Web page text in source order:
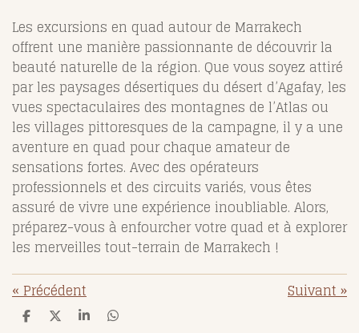
Les excursions en quad autour de Marrakech
offrent une manière passionnante de découvrir la
beauté naturelle de la région. Que vous soyez attiré
par les paysages désertiques du désert d’Agafay, les
vues spectaculaires des montagnes de l’Atlas ou
les villages pittoresques de la campagne, il y a une
aventure en quad pour chaque amateur de
sensations fortes. Avec des opérateurs
professionnels et des circuits variés, vous êtes
assuré de vivre une expérience inoubliable. Alors,
préparez-vous à enfourcher votre quad et à explorer
les merveilles tout-terrain de Marrakech !
«Précédent Suivant»
P P P P